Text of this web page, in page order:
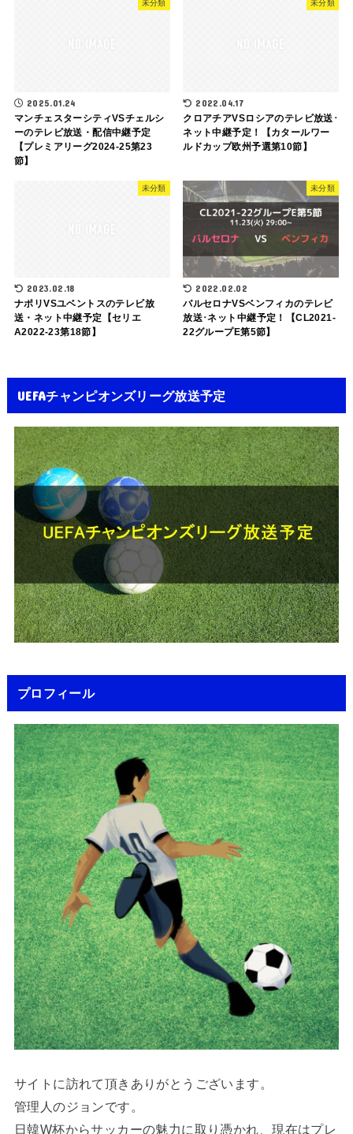
未分類
2025.01.24
マンチェスターシティVSチェルシ
ーのテレビ放送・配信中継予定
【プレミアリーグ2024-25第23
節】
未分類
2022.04.17
クロアチアVSロシアのテレビ放送･
ネット中継予定！【カタールワー
ルドカップ欧州予選第10節】
未分類
2023.02.18
ナポリVSユベントスのテレビ放
送・ネット中継予定【セリエ
A2022-23第18節】
未分類
2022.02.02
バルセロナVSベンフィカのテレビ
放送･ネット中継予定！【CL2021-
22グループE第5節】
UEFAチャンピオンズリーグ放送予定
プロフィール
サイトに訪れて頂きありがとうございます。
管理人のジョンです。
日韓W杯からサッカーの魅力に取り憑かれ、現在はプレ